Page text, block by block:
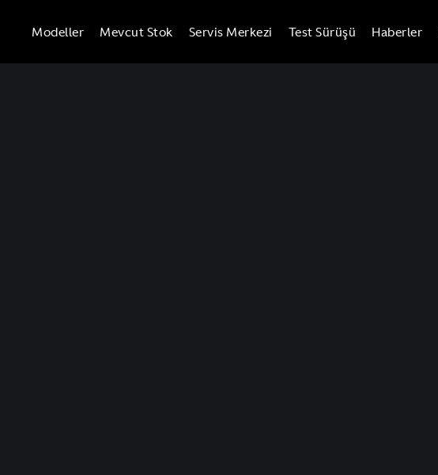
Modeller Mevcut Stok Servis Merkezi Test Sürüşü Haberler